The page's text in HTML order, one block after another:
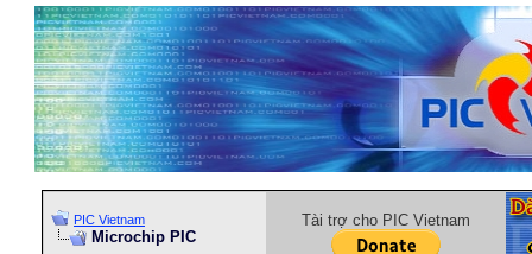
PIC Vietnam
Microchip PIC
Tài trợ cho PIC Vietnam